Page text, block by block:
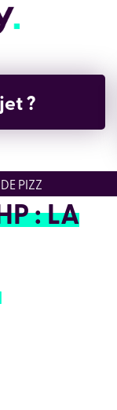
Un
PIZZ
: LA